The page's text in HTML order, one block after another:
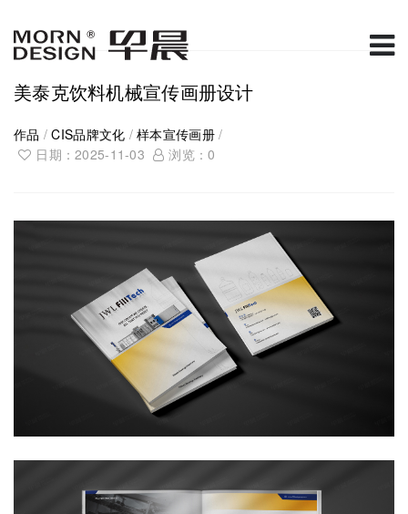
美泰克饮料机械宣传画册设计
作品 /CIS品牌文化 /样本宣传画册/
日期：2025-11-03
浏览：0